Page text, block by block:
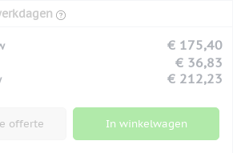
€ 175,40
€ 36,83
€ 212,23
offerte In winkelwagen